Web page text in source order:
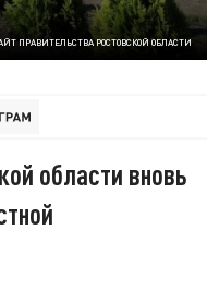
ПРАВИТЕЛЬСТВА РОСТОВСКОЙ ОБЛАСТИ
области вновь